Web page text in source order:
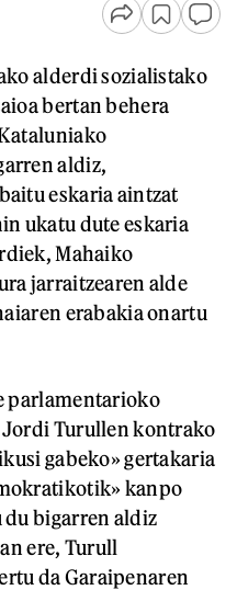
alderdi sozialistako
bertan behera
aldiz,
eskaria aintzat
ukatu dute eskaria
Mahaiko
jarraitzearen alde
erabakia onartu
parlamentarioko
Turullen kontrako
gabeko» gertakaria
kanpo
du bigarren aldiz
ere, Turull
da Garaipenaren